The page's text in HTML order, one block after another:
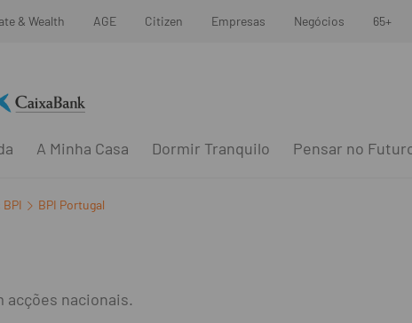
& Wealth AGE Citizen Empresas Negócios 65+
A Minha Casa Dormir Tranquilo Pensar no
BPI Portugal
nacionais.